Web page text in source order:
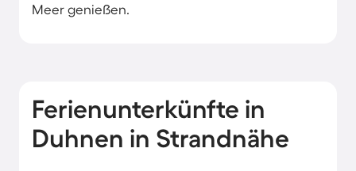
Meer genießen.
Ferienunterkünfte in
Duhnen in Strandnähe